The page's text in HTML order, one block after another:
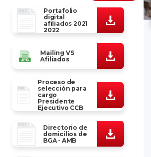
Portafolio
digital
afiliados 2021
2022
Mailing VS
Afiliados
Proceso de
selección para
cargo
Presidente
Ejecutivo CCB
Directorio de
domicilios de
BGA - AMB